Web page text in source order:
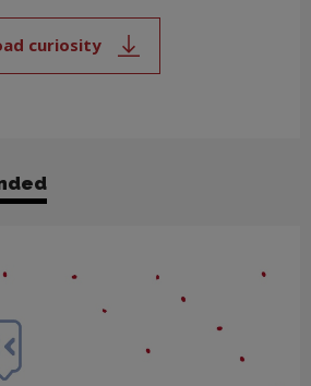
curiosity
Note, the link will open in a new